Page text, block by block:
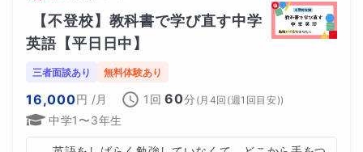
【不登校】教科書で学び直す中学
英語【平日日中】
三者面談あり 無料体験あり
16,000円 /月 1回 60分 ( 月4回(週1回目安))
中学1〜3年生